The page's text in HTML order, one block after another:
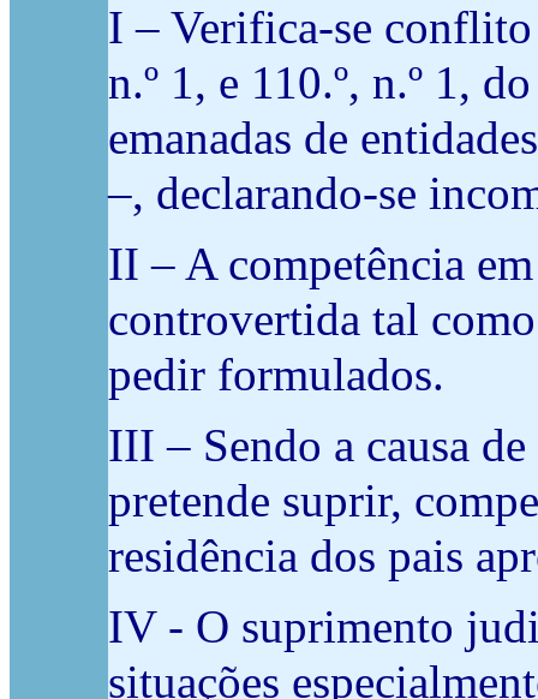
I – Verifica-se conflito
n.º 1, e 110.º, n.º 1,
emanadas de
–, declarando-se
II – A competência
controvertida tal como
pedir formulados.
III – Sendo a causa
pretende suprir,
residência dos pais
IV - O suprimento
situações